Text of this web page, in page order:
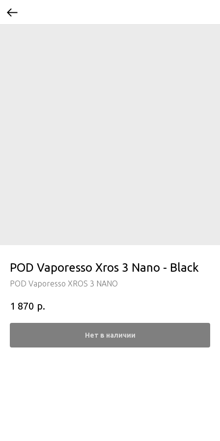
POD Vaporesso Xros 3 Nano - Black
POD Vaporesso XROS 3 NANO
1 870 р.
Нет в наличии